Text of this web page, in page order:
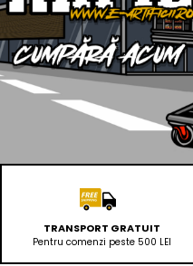
TRANSPORT GRATUIT
Pentru comenzi peste 500 LEI